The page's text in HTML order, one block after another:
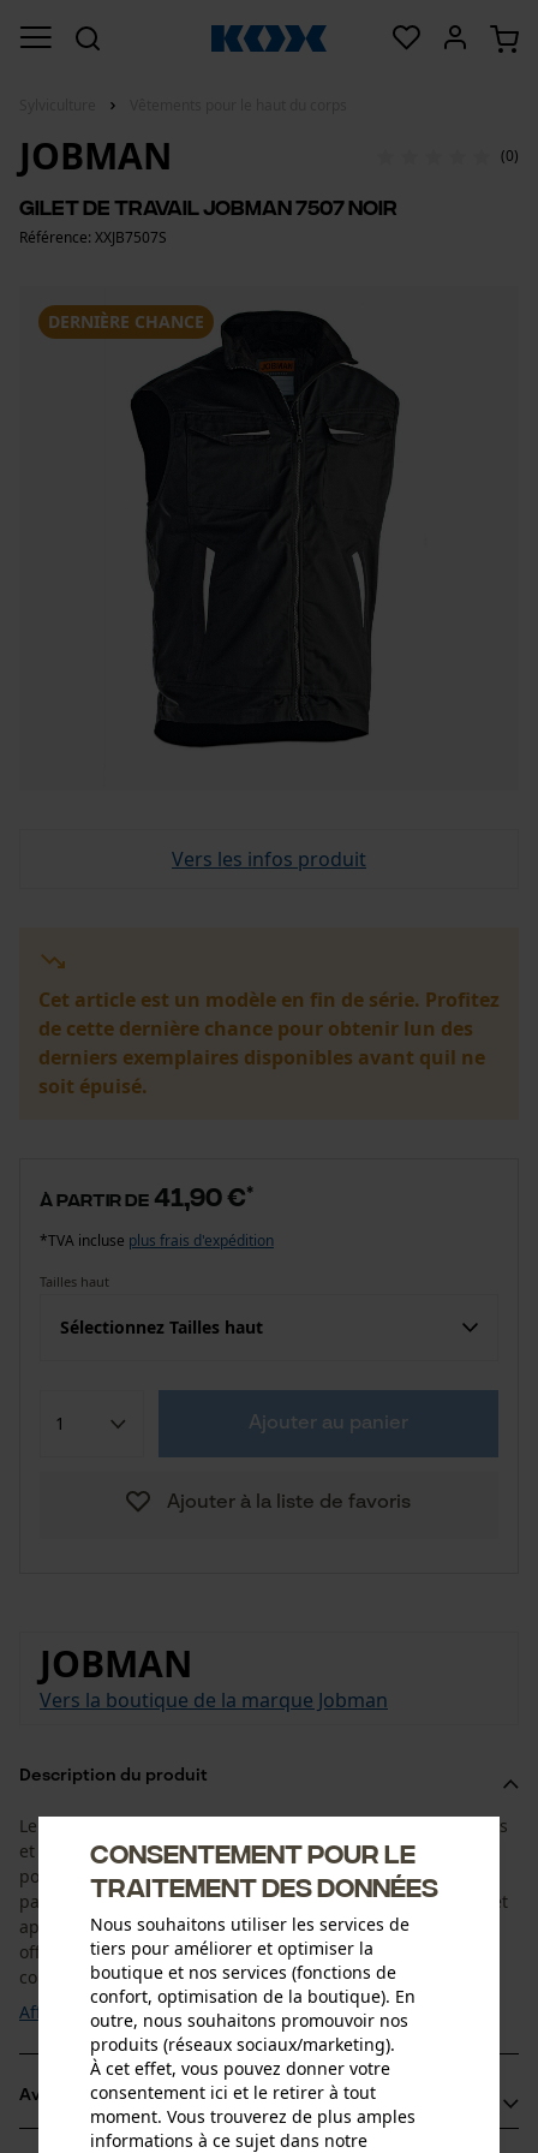
DERNIÈRE CHANCE
JOBMAN (0)
Gilet de travail Jobman 7507 noir
Référence: XXJB7507S
Vers les infos produit
Cet article est un modèle en fin de série. Profitez
de cette dernière chance pour obtenir lun des
derniers exemplaires disponibles avant quil ne
soit épuisé.
à partir de 41,90 €*
*TVA incluse plus frais d'expédition
Tailles haut
Sélectionnez Tailles haut
Ajouter au panier
Ajouter à la liste de favoris
JOBMAN
Vers la boutique de la marque Jobman
Description du produit
Le gilet de travail 7507 Jobman est doté de poches pratiques
et bien conçues. Vos outils de travail sont ainsi toujours à
portée de main. Ses éléments réfléchissants attirent
particulièrement l’attention. Ils sont travaillés avec finesse et
apportent un look moderne au gilet de travail. De plus, ils
offrent l'avantage d'une meilleure visibilité dans des
conditions de faible ...
Afficher plus
Avantages du produit
Palette de couleurs modernes adaptée à de nombreux
Consentement pour le
traitement des données
Nous souhaitons utiliser les services de
tiers pour améliorer et optimiser la
boutique et nos services (fonctions de
confort, optimisation de la boutique). En
outre, nous souhaitons promouvoir nos
produits (réseaux sociaux/marketing).
À cet effet, vous pouvez donner votre
consentement ici et le retirer à tout
moment. Vous trouverez de plus amples
informations à ce sujet dans notre